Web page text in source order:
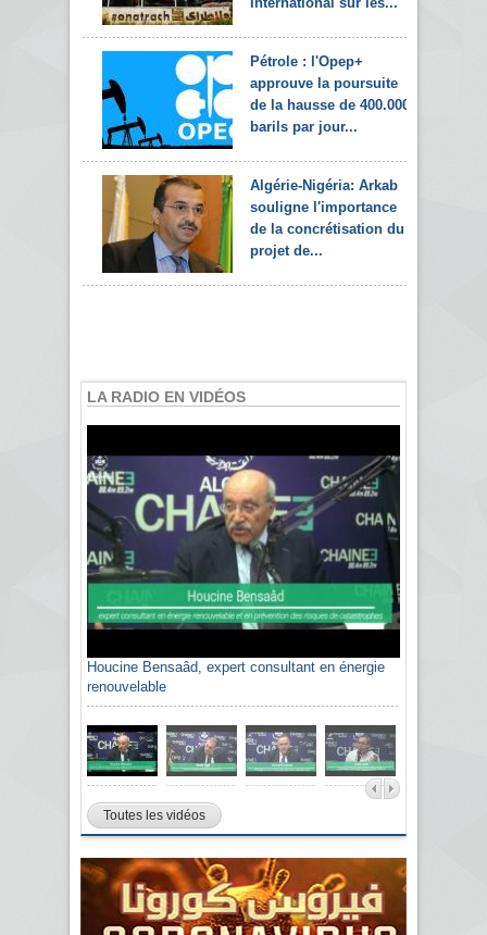
Pétrole : l'Opep+
approuve la poursuite
de la hausse de 400.000
barils par jour...
Algérie-Nigéria: Arkab
souligne l'importance
de la concrétisation du
projet de...
LA RADIO EN VIDÉOS
Houcine Bensaâd, expert consultant en énergie
renouvelable
Toutes les vidéos